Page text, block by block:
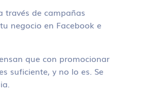
través de campañas
negocio en Facebook e
que con promocionar
suficiente, y no lo es. Se